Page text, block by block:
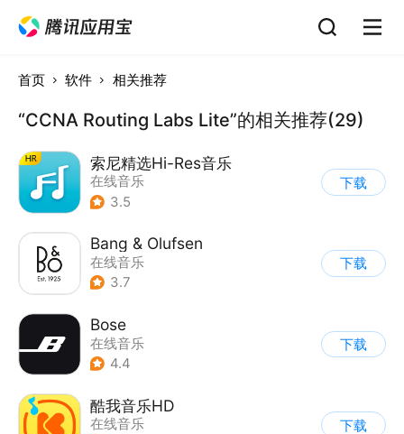
首页 软件 相关推荐
“CCNA Routing Labs Lite”的相关推荐(29)
索尼精选Hi-Res音乐
在线音乐
3.5
下载
Bang & Olufsen
在线音乐
3.7
下载
Bose
在线音乐
4.4
下载
酷我音乐HD
在线音乐
下载